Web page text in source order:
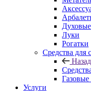
Луки
Рогатки
Средства для
Назад
Услуги